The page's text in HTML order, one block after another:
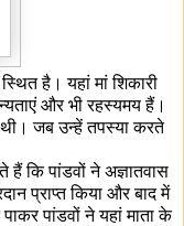
है। यहां मां शिकारी
और भी रहस्यमय हैं।
थी। जब उन्हें तपस्या करते
हैं कि पांडवों ने अज्ञातवास
प्राप्त किया और बाद में
पांडवों ने यहां माता के